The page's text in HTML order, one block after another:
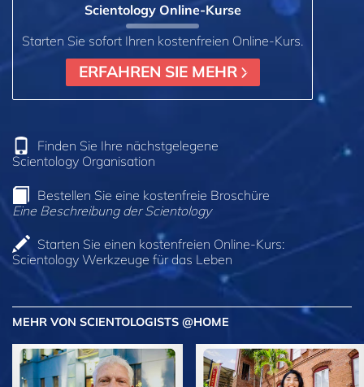
Scientology Online‑Kurse
Starten Sie sofort Ihren kostenfreien Online‑Kurs.
ERFAHREN SIE MEHR
Finden Sie Ihre nächstgelegene
Scientology Organisation
Bestellen Sie eine kostenfreie Broschüre
Eine Beschreibung der Scientology
Starten Sie einen kostenfreien Online-Kurs:
Scientology Werkzeuge für das Leben
MEHR VON SCIENTOLOGISTS @HOME